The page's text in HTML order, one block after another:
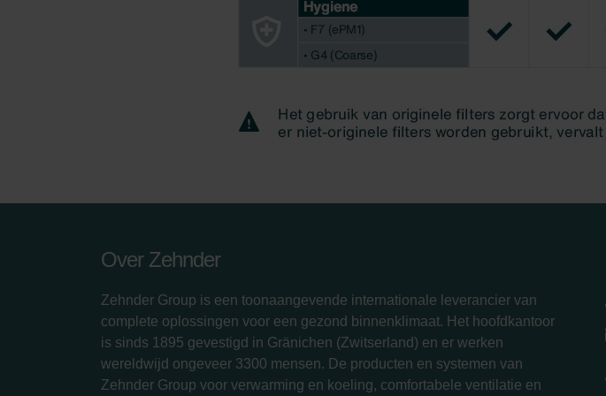
Over Zehnder
Zehnder Group is een toonaangevende internationale leverancier van
complete oplossingen voor een gezond binnenklimaat. Het hoofdkantoor
is sinds 1895 gevestigd in Gränichen (Zwitserland) en er werken
wereldwijd ongeveer 3300 mensen. De producten en systemen van
Zehnder Group voor verwarming en koeling, comfortabele ventilatie en